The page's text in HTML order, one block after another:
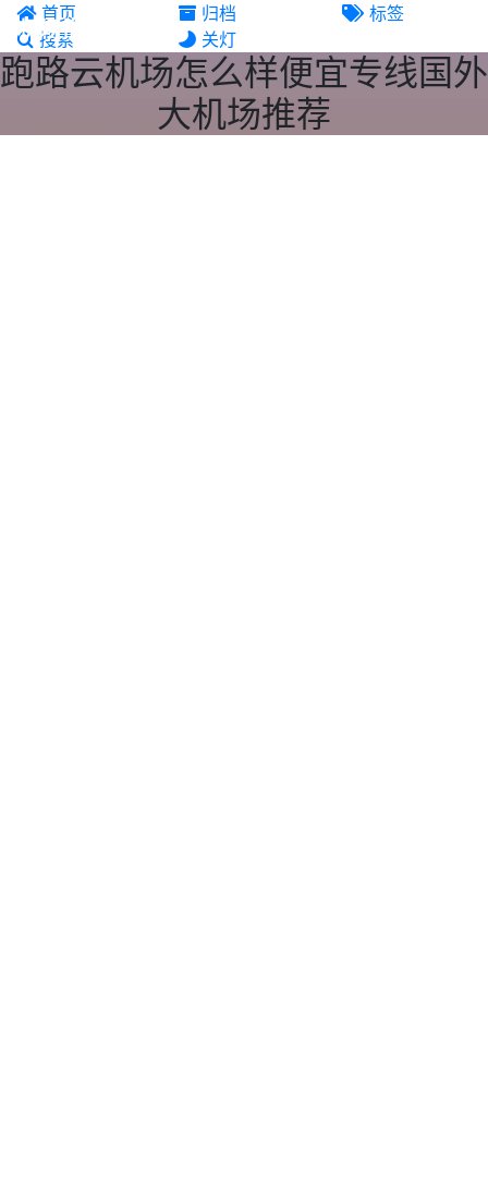
机场推荐
首页 归档
标签
搜索
关灯
跑路云机场怎么样便宜专线国外
大机场推荐